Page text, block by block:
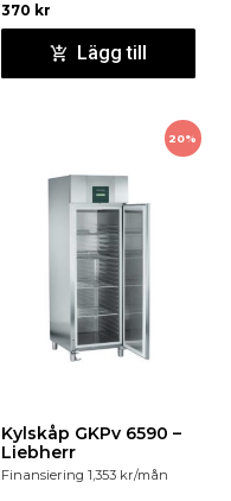
370 kr
Lägg till
20%
Kylskåp GKPv 6590 –
Liebherr
Finansiering 1,353 kr/mån